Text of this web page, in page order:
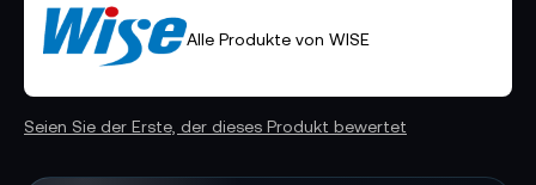
Alle Produkte von WISE
Seien Sie der Erste, der dieses Produkt bewertet